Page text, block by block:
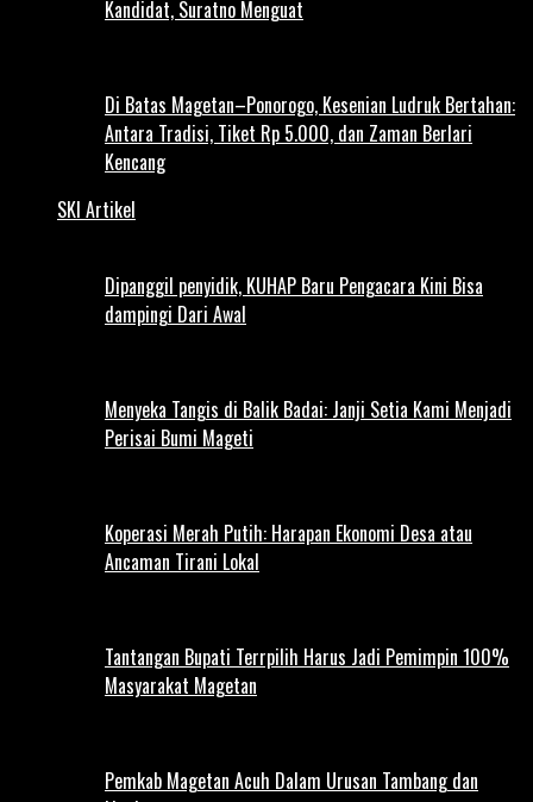
Kandidat, Suratno Menguat
Di Batas Magetan–Ponorogo, Kesenian Ludruk Bertahan:
Antara Tradisi, Tiket Rp 5.000, dan Zaman Berlari
Kencang
SKI Artikel
Dipanggil penyidik, KUHAP Baru Pengacara Kini Bisa
dampingi Dari Awal
Menyeka Tangis di Balik Badai: Janji Setia Kami Menjadi
Perisai Bumi Mageti
Koperasi Merah Putih: Harapan Ekonomi Desa atau
Ancaman Tirani Lokal
Tantangan Bupati Terrpilih Harus Jadi Pemimpin 100%
Masyarakat Magetan
Pemkab Magetan Acuh Dalam Urusan Tambang dan